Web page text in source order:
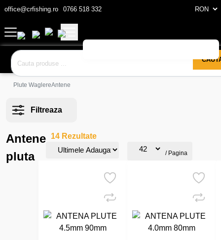
office@crfishing.ro 0766 518 332
Plute WaglereAntene
Filtreaza
Antene
pluta
14 Rezultate
/ Pagina